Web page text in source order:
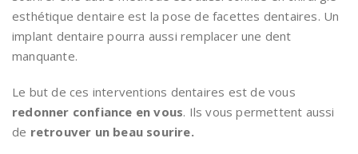
esthétique dentaire est la pose de facettes dentaires. Un
implant dentaire pourra aussi remplacer une dent
manquante.
Le but de ces interventions dentaires est de vous
redonner confiance en vous. Ils vous permettent aussi
de retrouver un beau sourire.